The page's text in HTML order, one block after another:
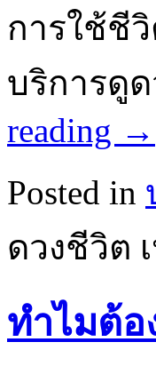
การใช้ชี
บริการดู
reading →
Posted in
ดวงชีวิต
ทำไมต้อ